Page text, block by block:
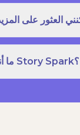
العثور على
ما أنواع الكتب التي يمكنني إنشاؤها على Story Spark؟